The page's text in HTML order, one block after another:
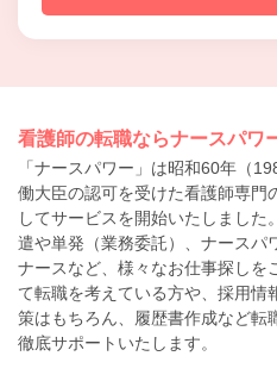
看護師の転職ならナースパワ
「ナースパワー」は昭和60年（
働大臣の認可を受けた看護師専門
してサービスを開始いたしました
遣や単発（業務委託）、ナースパ
ナースなど、様々なお仕事探しを
て転職を考えている方や、採用情
策はもちろん、履歴書作成など転
徹底サポートいたします。